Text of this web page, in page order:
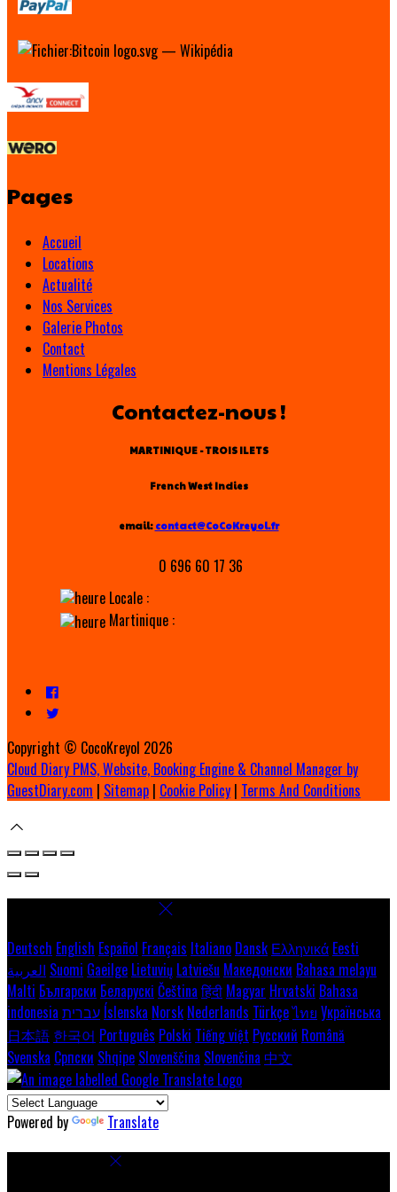
Pages
Accueil
Locations
Actualité
Nos Services
Galerie Photos
Contact
Mentions Légales
Contactez-nous !
MARTINIQUE - TROIS ILETS
French West Indies
email: contact@CoCoKreyol.fr
0 696 60 17 36
Locale :
Martinique :
Copyright © CocoKreyol 2026
Cloud Diary PMS, Website, Booking Engine & Channel Manager by
GuestDiary.com | Sitemap | Cookie Policy | Terms And Conditions
Deutsch English Español Français Italiano Dansk Ελληνικά Eesti
العربية Suomi Gaeilge Lietuvių Latviešu Македонски Bahasa melayu
Malti Български Беларускі Čeština हिंदी Magyar Hrvatski Bahasa
indonesia עברית Íslenska Norsk Nederlands Türkçeไทย Українська
日本語 한국어 Português Polski Tiếng việt Русский Română
Svenska Српски Shqipe Slovenščina Slovenčina 中文
Powered by Translate